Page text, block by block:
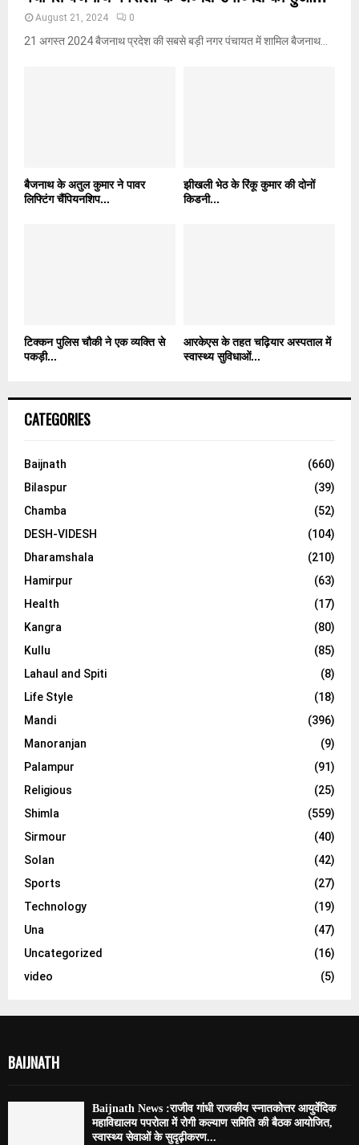
August 21, 2024 0
21 अगस्त 2024 बैजनाथ प्रदेश की सबसे बड़ी नगर पंचायत में शामिल बैजनाथ...
बैजनाथ के अतुल कुमार ने पावर
लिफ्टिंग चैंपियनशिप...
झीखली भेठ के रिंकू कुमार की दोनों
किडनी...
टिक्कन पुलिस चौकी ने एक व्यक्ति से
पकड़ी...
आरकेएस के तहत चढ़ियार अस्पताल में
स्वास्थ्य सुविधाओं...
CATEGORIES
Baijnath
(660)
Bilaspur
(39)
Chamba
(52)
DESH-VIDESH
(104)
Dharamshala
(210)
Hamirpur
(63)
Health
(17)
Kangra
(80)
Kullu
(85)
Lahaul and Spiti
(8)
Life Style
(18)
Mandi
(396)
Manoranjan
(9)
Palampur
(91)
Religious
(25)
Shimla
(559)
Sirmour
(40)
Solan
(42)
Sports
(27)
Technology
(19)
Una
(47)
Uncategorized
(16)
video
(5)
BAIJNATH
Baijnath News :राजीव गांधी राजकीय स्नातकोत्तर आयुर्वेदिक
महाविद्यालय पपरोला में रोगी कल्याण समिति की बैठक आयोजित,
स्वास्थ्य सेवाओं के सुदृढ़ीकरण...